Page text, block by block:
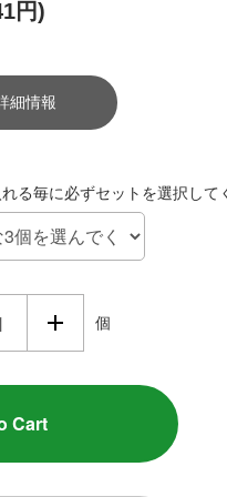
円)
細情報
る毎に必ずセットを選択して
個
Cart